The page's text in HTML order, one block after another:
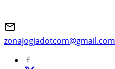
zonajogjadotcom@gmail.com